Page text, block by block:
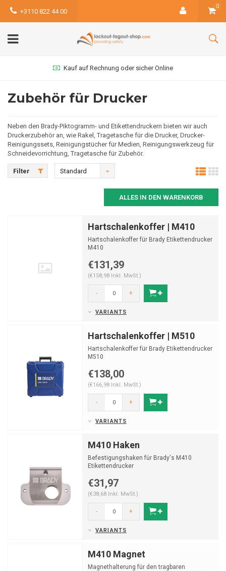
+3110 822 44 00
0
Kauf auf Rechnung oder sicher Online
Zubehör für Drucker
Neben den Brady-Piktogramm- und Etikettendruckern bieten wir auch
Druckerzubehör an, wie Rakel, Tragetasche für die Drucker, Drucker-
Reinigungssets, Reinigungstücher für Medien, Reinigungswerkzeug für
Schneidevorrichtung, Tragetasche für Zubehör.
Filter Standard
ALLES IN DEN WARENKORB
Hartschalenkoffer | M410
Hartschalenkoffer für Brady Etikettendrucker
M410
€131,39
(€158,98 Inkl. MwSt.)
- +
VARIANTS
Hartschalenkoffer | M510
Hartschalenkoffer für Brady Etikettendrucker
M510
€138,00
(€166,98 Inkl. MwSt.)
- +
VARIANTS
M410 Haken
Befestigungshaken für Brady's M410
Etikettendrucker
€31,97
(€38,68 Inkl. MwSt.)
- +
VARIANTS
M410 Magnet
Magnethalterung für den tragbaren